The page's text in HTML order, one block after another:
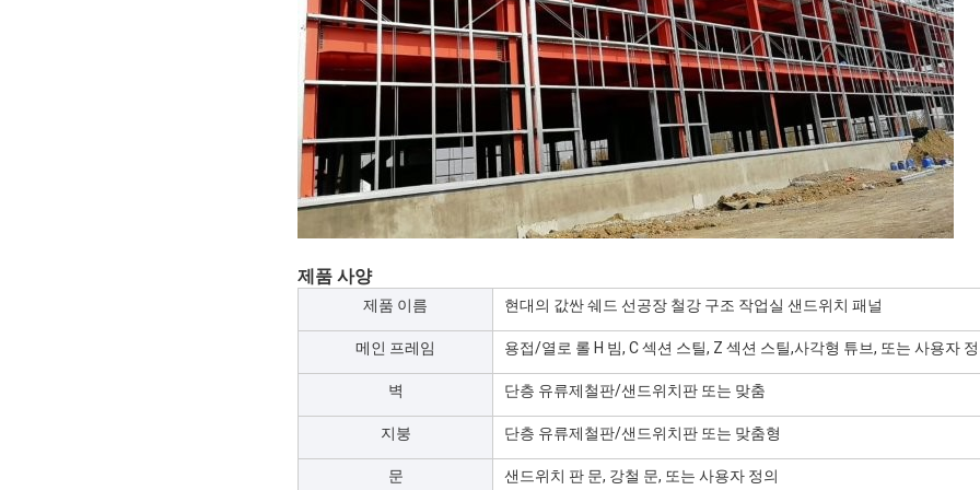
제품 사양
제품 이름 현대의 값싼 쉐드 선공장 철강 구조 작업실 샌드위치 패널
메인 프레임 용접/열로 롤 H 빔, C 섹션 스틸, Z 섹션 스틸,사각형 튜브, 또는 사용자
벽 단층 유류제철판/샌드위치판 또는 맞춤
지붕 단층 유류제철판/샌드위치판 또는 맞춤형
문 샌드위치 판 문, 강철 문, 또는 사용자 정의